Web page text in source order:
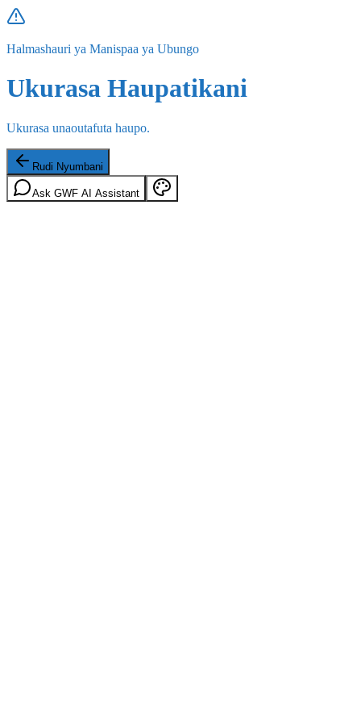
Halmashauri ya Manispaa ya Ubungo
Ukurasa Haupatikani
Ukurasa unaoutafuta haupo.
Rudi Nyumbani
Ask GWF AI Assistant